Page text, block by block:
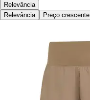
Relevância
Relevância
Preço crescente